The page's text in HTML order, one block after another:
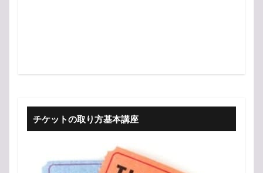
チケットの取り方基本講座